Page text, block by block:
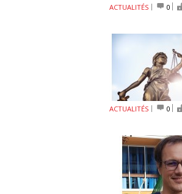
ACTUALITÉS 0
ACTUALITÉS 0